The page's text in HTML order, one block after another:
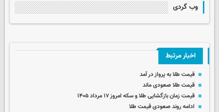
وب گردی
اخبار مرتبط
قیمت طلا به پرواز در آمد
قیمت طلا صعودی ماند
قیمت زمان بازگشایی طلا و سکه امروز ۱۷ مرداد ۱۴۰۵
ادامه روند صعودی قیمت طلا